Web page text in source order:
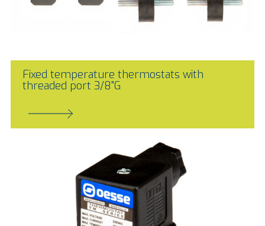
Fixed temperature thermostats with
threaded port 3/8"G